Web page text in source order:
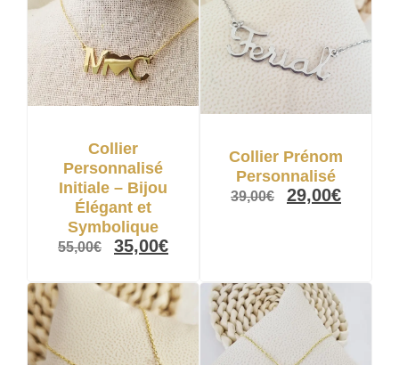
Collier
Personnalisé
Initiale – Bijou
Élégant et
Symbolique
55,00€ 35,00€
Collier Prénom
Personnalisé
39,00€ 29,00€